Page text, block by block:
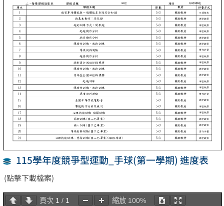
115學年度競爭型運動_手球(第一學期) 進度表
(點擊下載檔案)
頁次 1 / 1 縮放 100%